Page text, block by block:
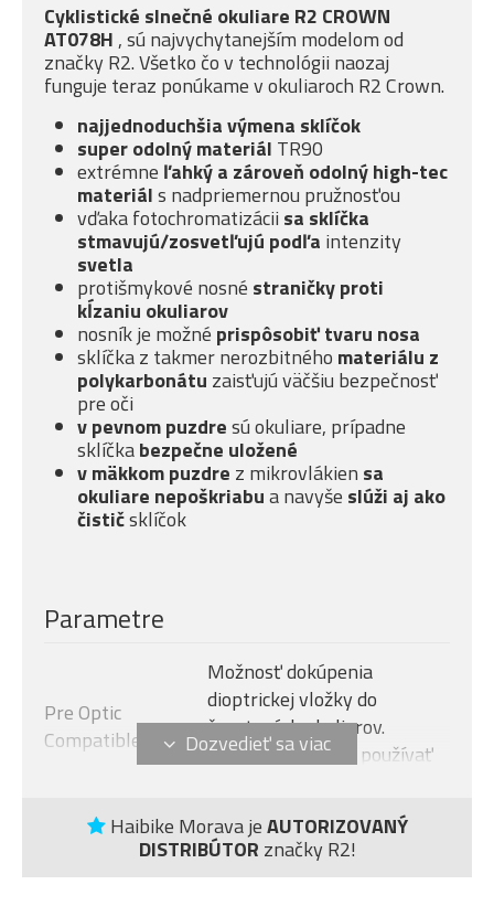
Haibike Morava jeAUTORIZOVANÝ
DISTRIBÚTOR značky R2!
Cyklistické slnečné okuliare R2 CROWN
AT078H , sú najvychytanejším modelom od
značky R2. Všetko čo v technológii naozaj
funguje teraz ponúkame v okuliaroch R2 Crown.
najjednoduchšia výmena sklíčok
super odolný materiál TR90
extrémne ľahký a zároveň odolný high-tec
materiáls nadpriemernou pružnosťou
vďaka fotochromatizácii sa sklíčka
stmavujú/zosvetľujú podľa intenzity
svetla
protišmykové nosné straničky proti
kĺzaniu okuliarov
nosník je možné prispôsobiť tvaru nosa
sklíčka z takmer nerozbitného materiálu z
polykarbonátu zaisťujú väčšiu bezpečnosť
pre oči
v pevnom puzdresú okuliare, prípadne
sklíčkabezpečne uložené
v mäkkom puzdre z mikrovlákien sa
okuliare nepoškriabua navyše slúži aj ako
čističsklíčok
Parametre
Pre Optic
Compatible
Možnosť dokúpenia
dioptrickej vložky do
športových okuliarov.
Okuliare je možné používať
Certifikát
Garantujeme preverenú
bezpečnosť.
Odolný a extrémne ľahký